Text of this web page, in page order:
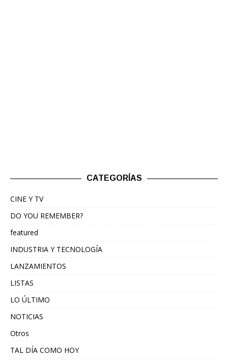
CATEGORÍAS
CINE Y TV
DO YOU REMEMBER?
featured
INDUSTRIA Y TECNOLOGÍA
LANZAMIENTOS
LISTAS
LO ÚLTIMO
NOTICIAS
Otros
TAL DÍA COMO HOY